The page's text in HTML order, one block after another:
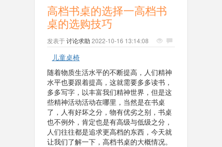
高档书桌的选择一高档书
桌的选购技巧
发表于讨论求助 2022-10-16 13:14:08
儿童桌椅
随着物质生活水平的不断提高，人们精神
水平也要跟着提高，这就需要多多读书，
多多写字，以丰富我们精神世界，但是这
些精神活动活动在哪里，当然是在书桌
了，人有好坏之分，物有优劣之别，书桌
也不例外，肯定也是有高级与低级之分，
人们往往都是追求更高档的东西，今天就
让我们了解一下，高档书桌的大概情况。